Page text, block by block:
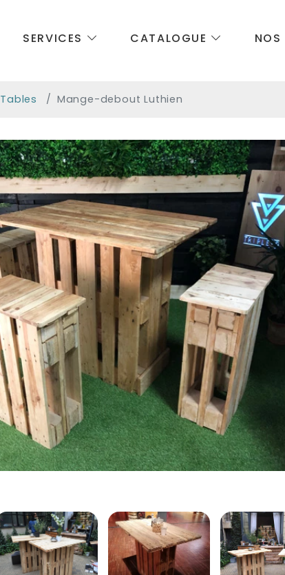
SERVICES CATALOGUE NOS
Tables Mange-debout Luthien